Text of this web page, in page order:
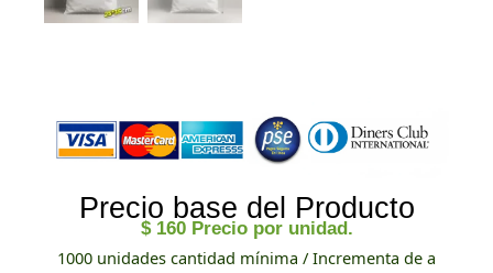
Precio base del Producto
$160 Precio por unidad.
1000 unidades cantidad mínima / Incrementa de a